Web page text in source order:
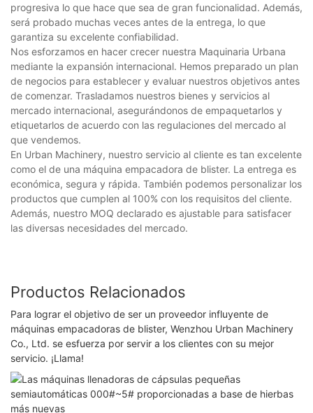
progresiva lo que hace que sea de gran funcionalidad. Además,
será probado muchas veces antes de la entrega, lo que
garantiza su excelente confiabilidad.
Nos esforzamos en hacer crecer nuestra Maquinaria Urbana
mediante la expansión internacional. Hemos preparado un plan
de negocios para establecer y evaluar nuestros objetivos antes
de comenzar. Trasladamos nuestros bienes y servicios al
mercado internacional, asegurándonos de empaquetarlos y
etiquetarlos de acuerdo con las regulaciones del mercado al
que vendemos.
En Urban Machinery, nuestro servicio al cliente es tan excelente
como el de una máquina empacadora de blister. La entrega es
económica, segura y rápida. También podemos personalizar los
productos que cumplen al 100% con los requisitos del cliente.
Además, nuestro MOQ declarado es ajustable para satisfacer
las diversas necesidades del mercado.
Productos Relacionados
Para lograr el objetivo de ser un proveedor influyente de
máquinas empacadoras de blister, Wenzhou Urban Machinery
Co., Ltd. se esfuerza por servir a los clientes con su mejor
servicio. ¡Llama!